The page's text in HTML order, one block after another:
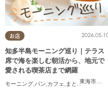
お店
東海市知
知多半島モーニング巡り｜テラス
席で海を楽しむ朝活から、地元で
愛される喫茶店まで網羅
モーニング,パン,カフェ, まとめ記事 , コ